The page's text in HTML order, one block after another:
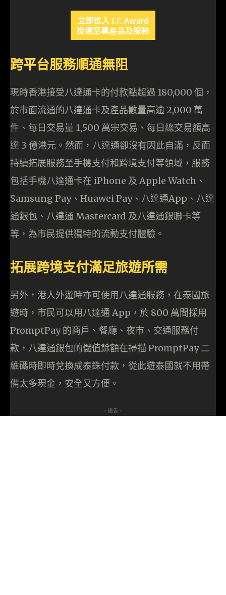
立即進入 I.T. Award
投選至專產品及服務
跨平台服務順通無阻
現時香港接受八達通卡的付款點超過 180,000 個，
於市面流通的八達通卡及產品數量高逾 2,000 萬
件、每日交易量 1,500 萬宗交易、每日總交易額高
達 3 億港元。然而，八達通卻沒有因此自滿，反而
持續拓展服務至手機支付和跨境支付等領域，服務
包括手機八達通卡在 iPhone 及 Apple Watch、
Samsung Pay、Huawei Pay、八達通App、八達
通銀包、八達通 Mastercard 及八達通銀聯卡等
等，為市民提供獨特的流動支付體驗。
拓展跨境支付滿足旅遊所需
另外，港人外遊時亦可使用八達通服務，在泰國旅
遊時，市民可以用八達通 App，於 800 萬間採用
PromptPay 的商戶、餐廳、夜市、交通服務付
款，八達通銀包的儲值餘額在掃描 PromptPay 二
維碼時即時兌換成泰銖付款，從此遊泰國就不用帶
備太多現金，安全又方便。
- 廣告 -